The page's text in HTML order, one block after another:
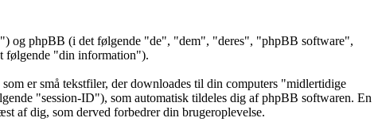
og phpBB (i det følgende "de", "dem", "deres", "phpBB software",
følgende "din information").
er små tekstfiler, der downloades til din computers "midlertidige
"session-ID"), som automatisk tildeles dig af phpBB softwaren. En
af dig, som derved forbedrer din brugeroplevelse.